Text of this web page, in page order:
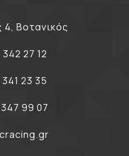
4, Βοτανικός
342 27 12
341 23 35
99 07